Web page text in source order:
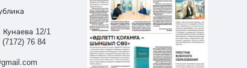
Кунаева 12/1
76 84